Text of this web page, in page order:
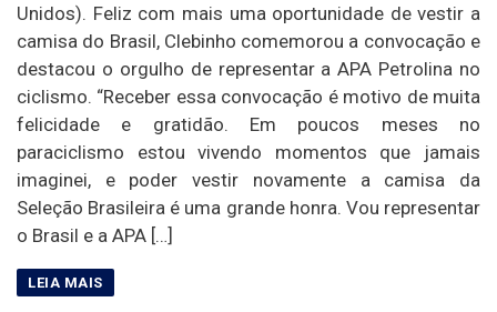
Unidos). Feliz com mais uma oportunidade de vestir a
camisa do Brasil, Clebinho comemorou a convocação e
destacou o orgulho de representar a APA Petrolina no
ciclismo. “Receber essa convocação é motivo de muita
felicidade e gratidão. Em poucos meses no
paraciclismo estou vivendo momentos que jamais
imaginei, e poder vestir novamente a camisa da
Seleção Brasileira é uma grande honra. Vou representar
o Brasil e a APA […]